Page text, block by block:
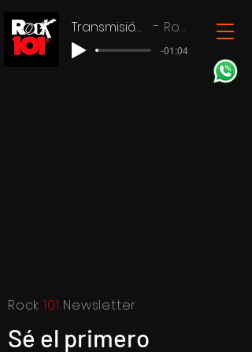
Transmisión en vivo Rock 101
-01:04
Rock 101 Newsletter
Sé el primero